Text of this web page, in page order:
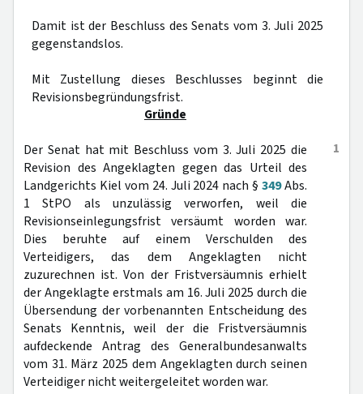
Damit ist der Beschluss des Senats vom 3. Juli 2025
gegenstandslos.
Mit Zustellung dieses Beschlusses beginnt die
Revisionsbegründungsfrist.
Gründe
1
Der Senat hat mit Beschluss vom 3. Juli 2025 die
Revision des Angeklagten gegen das Urteil des
Landgerichts Kiel vom 24. Juli 2024 nach §349Abs.
1 StPO als unzulässig verworfen, weil die
Revisionseinlegungsfrist versäumt worden war.
Dies beruhte auf einem Verschulden des
Verteidigers, das dem Angeklagten nicht
zuzurechnen ist. Von der Fristversäumnis erhielt
der Angeklagte erstmals am 16. Juli 2025 durch die
Übersendung der vorbenannten Entscheidung des
Senats Kenntnis, weil der die Fristversäumnis
aufdeckende Antrag des Generalbundesanwalts
vom 31. März 2025 dem Angeklagten durch seinen
Verteidiger nicht weitergeleitet worden war.